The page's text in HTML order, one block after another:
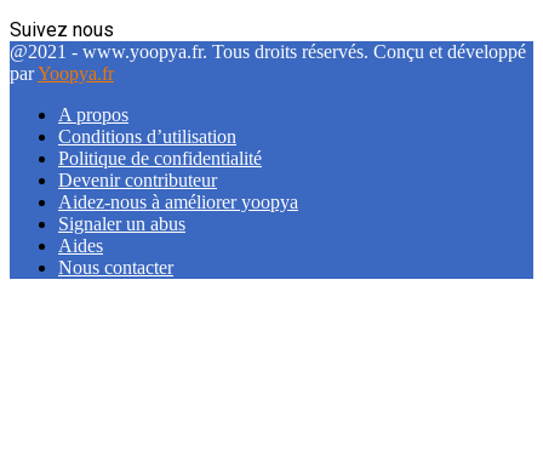
Suivez nous
Facebook
Twitter
Linkedin
@2021 - www.yoopya.fr. Tous droits réservés. Conçu et développé
parYoopya.fr
A propos
Conditions d’utilisation
Politique de confidentialité
Devenir contributeur
Aidez-nous à améliorer yoopya
Signaler un abus
Aides
Nous contacter